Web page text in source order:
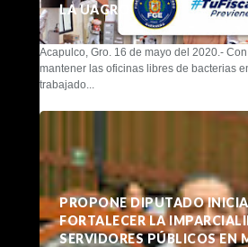
LA UAGRO
Acapulco, Gro. 16 de mayo del 2020.-
mantener las oficinas libres de bacterias
trabajado...
PROPONE DIPUTADO
FORTALECER LA
SERVIDORES PÚBLICOS EN